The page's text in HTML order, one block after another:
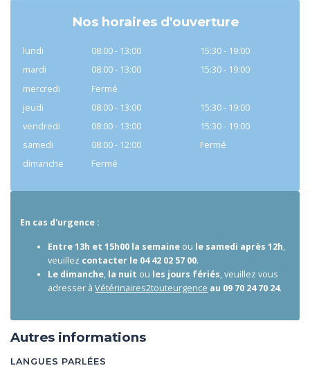
Nos horaires d'ouverture
lundi 08:00 - 13:00
15:30 - 19:00
mardi
08:00 - 13:00
15:30 - 19:00
mercredi
Fermé
jeudi
08:00 - 13:00
15:30 - 19:00
vendredi
08:00 - 13:00
15:30 - 19:00
samedi
08:00 - 12:00
Fermé
dimanche
Fermé
En cas d'urgence :
Entre 13h et 15h00 la semaine ou le samedi après 12h,
veuillez contacter le 04 42 02 57 00.
Le dimanche, la nuit ou les jours fériés,veuillez vous
adresser àVétérinaires2touteurgence au 09 70 24 70 24.
Autres informations
LANGUES PARLÉES